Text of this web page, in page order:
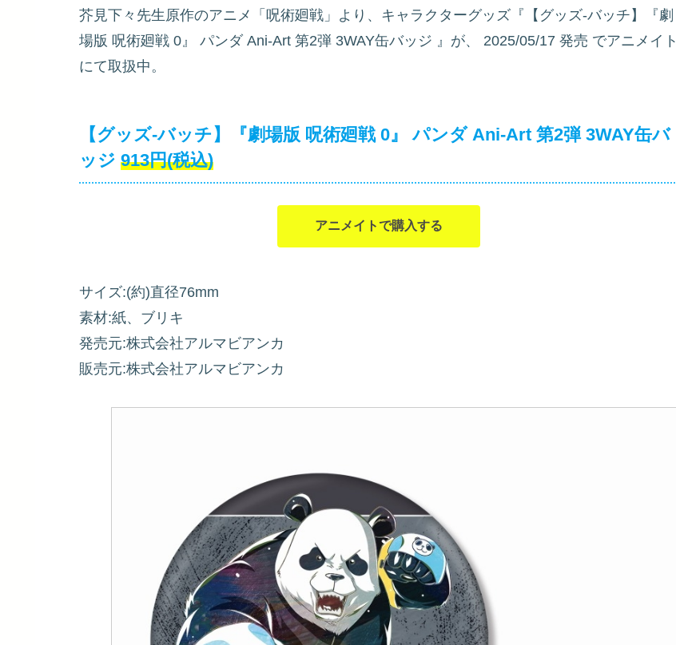
芥見下々先生原作のアニメ「呪術廻戦」より、キャラクターグッズ『【グッズ-バッチ】『劇
場版 呪術廻戦 0』 パンダ Ani-Art 第2弾 3WAY缶バッジ 』が、 2025/05/17 発売 でアニメイト
にて取扱中。
【グッズ-バッチ】『劇場版 呪術廻戦 0』 パンダ Ani-Art 第2弾 3WAY缶バ
ッジ 913円(税込)
アニメイトで購入する
サイズ:(約)直径76mm
素材:紙、ブリキ
発売元:株式会社アルマビアンカ
販売元:株式会社アルマビアンカ